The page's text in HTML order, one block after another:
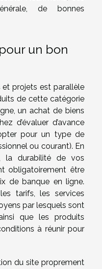
de bonnes
un bon
projets est parallèle
de cette catégorie
un achat de biens
d’évaluer d’avance
pour un type de
ou courant). En
la durabilité de vos
obligatoirement être
de banque en ligne.
tarifs, les services
par lesquels sont
que les produits
à réunir pour
du site proprement